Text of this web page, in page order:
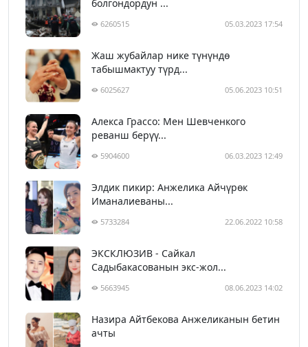
болгондордун ...
6260515 05.03.2023 17:54
Жаш жубайлар нике түнүндө
табышмактуу түрд...
6025627 05.06.2023 10:51
Алекса Грассо: Мен Шевченкого
реванш берүү...
5904600 06.03.2023 12:49
Элдик пикир: Анжелика Айчүрөк
Иманалиеваны...
5733284 22.06.2022 10:58
ЭКСКЛЮЗИВ - Сайкал
Садыбакасованын экс-жол...
5663945 08.06.2023 14:02
Назира Айтбекова Анжеликанын бетин
ачты